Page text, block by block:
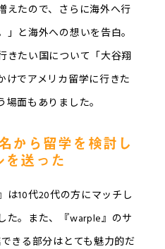
えたので、さらに海外へ行
と海外への想いを告白。
きたい国について「大谷翔
けでアメリカ留学に行きた
面もありました。
から留学を検討し
送った
は10代20代の方にマッチし
た。また、『warple』のサ
きる部分はとても魅力的だ